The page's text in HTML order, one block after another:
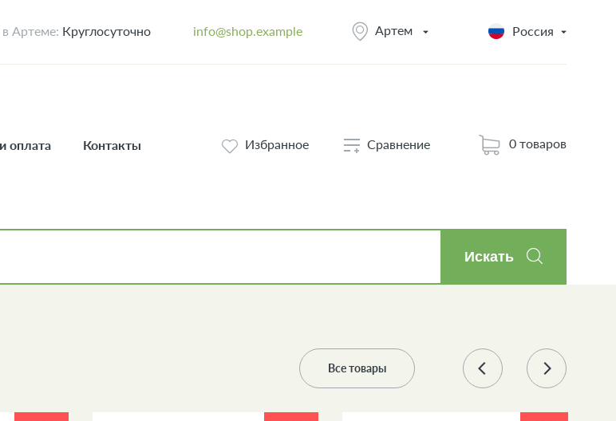
Артеме: Круглосуточно info@shop.example Артем Россия
оплата Контакты Избранное Сравнение 0 товаров
Искать
Все товары